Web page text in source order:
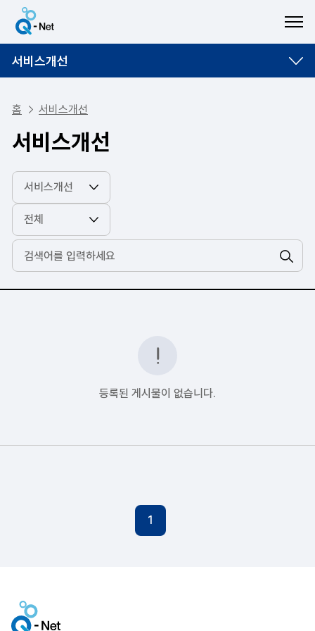
서비스개선
홈 서비스개선
서비스개선
검색
등록된 게시물이 없습니다.
1